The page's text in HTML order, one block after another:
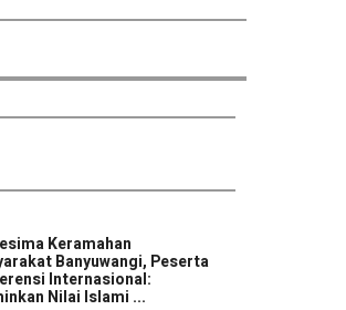
Keramahan
Banyuwangi, Peserta
Internasional:
Nilai Islami ...